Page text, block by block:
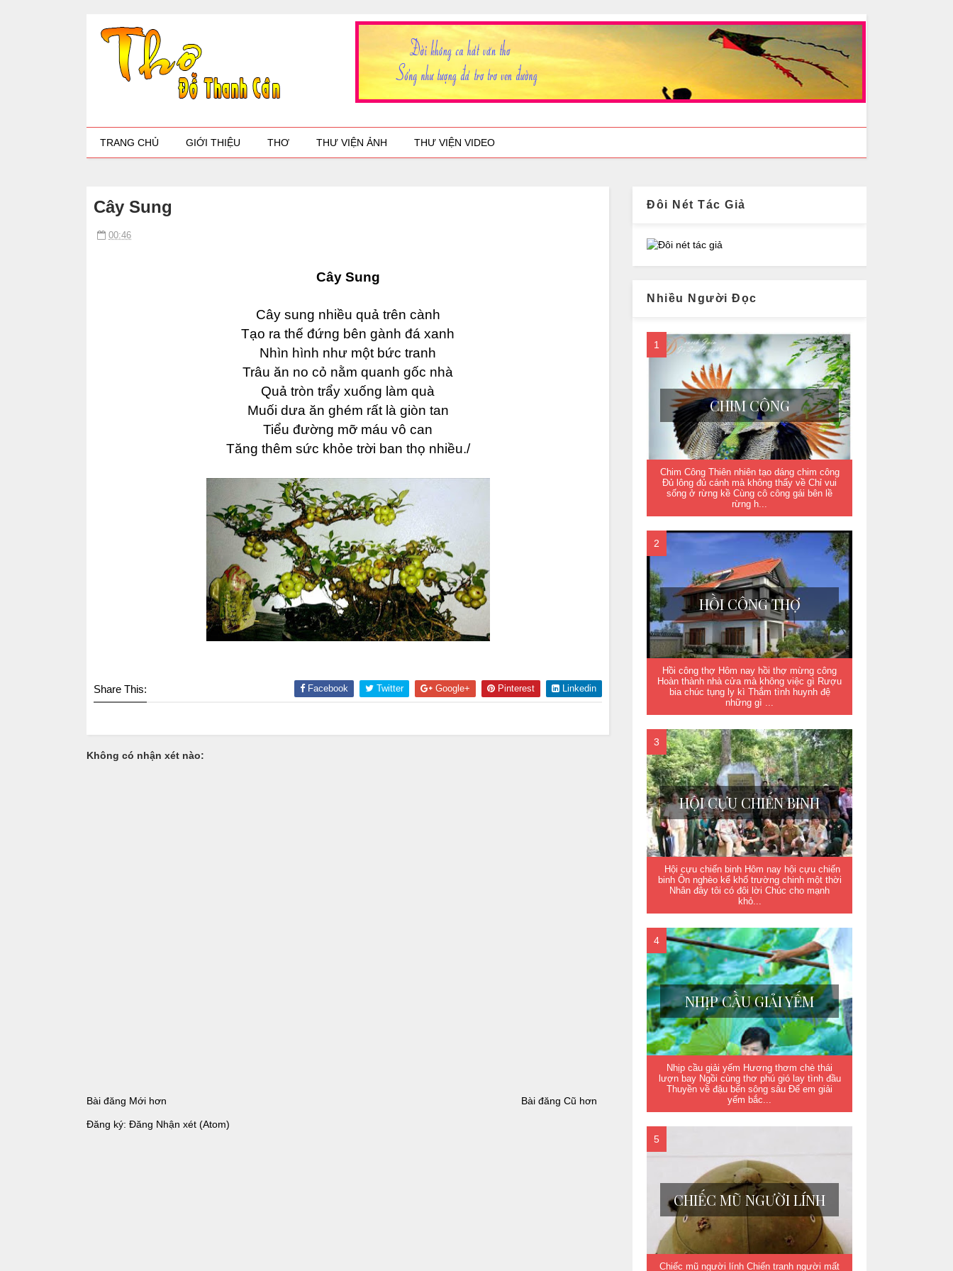
TRANG CHỦ GIỚI THIỆU THƠ THƯ VIỆN ẢNH THƯ VIỆN VIDEO
Cây Sung
00:46
Cây Sung
Cây sung nhiều quả trên cành
Tạo ra thế đứng bên gành đá xanh
Nhìn hình như một bức tranh
Trâu ăn no cỏ nằm quanh gốc nhà
Quả tròn trẩy xuống làm quà
Muối dưa ăn ghém rất là giòn tan
Tiểu đường mỡ máu vô can
Tăng thêm sức khỏe trời ban thọ nhiều./
Share This: Facebook Twitter Google+ Pinterest Linkedin
Không có nhận xét nào:
Bài đăng Mới hơn Bài đăng Cũ hơn
Đăng ký: Đăng Nhận xét (Atom)
Đôi Nét Tác Giả
Nhiều Người Đọc
CHIM CÔNG
Chim Công Thiên nhiên tạo dáng chim công
Đủ lông đủ cánh mà không thấy về Chỉ vui
sống ở rừng kề Cùng cô công gái bên lề
rừng h...
HỒI CÔNG THỢ
Hồi công thợ Hôm nay hồi thợ mừng công
Hoàn thành nhà cửa mà không việc gì Rượu
bia chúc tụng ly kì Thắm tình huynh đệ
những gì ...
HỘI CỰU CHIẾN BINH
Hội cựu chiến binh Hôm nay hội cựu chiến
binh Ôn nghèo kể khổ trường chinh một thời
Nhân đây tôi có đôi lời Chúc cho mạnh
khỏ...
NHỊP CẦU GIẢI YẾM
Nhịp cầu giải yếm Hương thơm chè thái
lượn bay Ngồi cùng thơ phú gió lay tình đầu
Thuyền về đậu bến sông sâu Để em giải
yếm bắc...
CHIẾC MŨ NGƯỜI LÍNH
Chiếc mũ người lính Chiến tranh người mất